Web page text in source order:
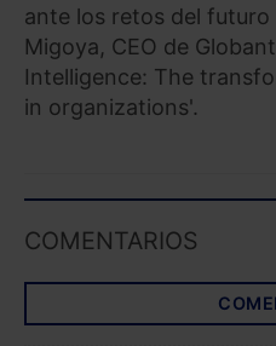
ante los retos del
Migoya, CEO de
Intelligence: The
in organizations'.
COMENTARIOS